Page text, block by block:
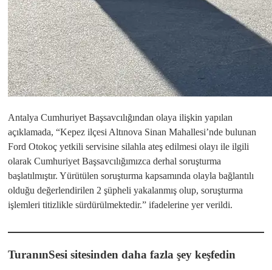
Antalya Cumhuriyet Başsavcılığından olaya ilişkin yapılan
açıklamada, “Kepez ilçesi Altınova Sinan Mahallesi’nde bulunan
Ford Otokoç yetkili servisine silahla ateş edilmesi olayı ile ilgili
olarak Cumhuriyet Başsavcılığımızca derhal soruşturma
başlatılmıştır. Yürütülen soruşturma kapsamında olayla bağlantılı
olduğu değerlendirilen 2 şüpheli yakalanmış olup, soruşturma
işlemleri titizlikle sürdürülmektedir.” ifadelerine yer verildi.
TuranınSesi sitesinden daha fazla şey keşfedin